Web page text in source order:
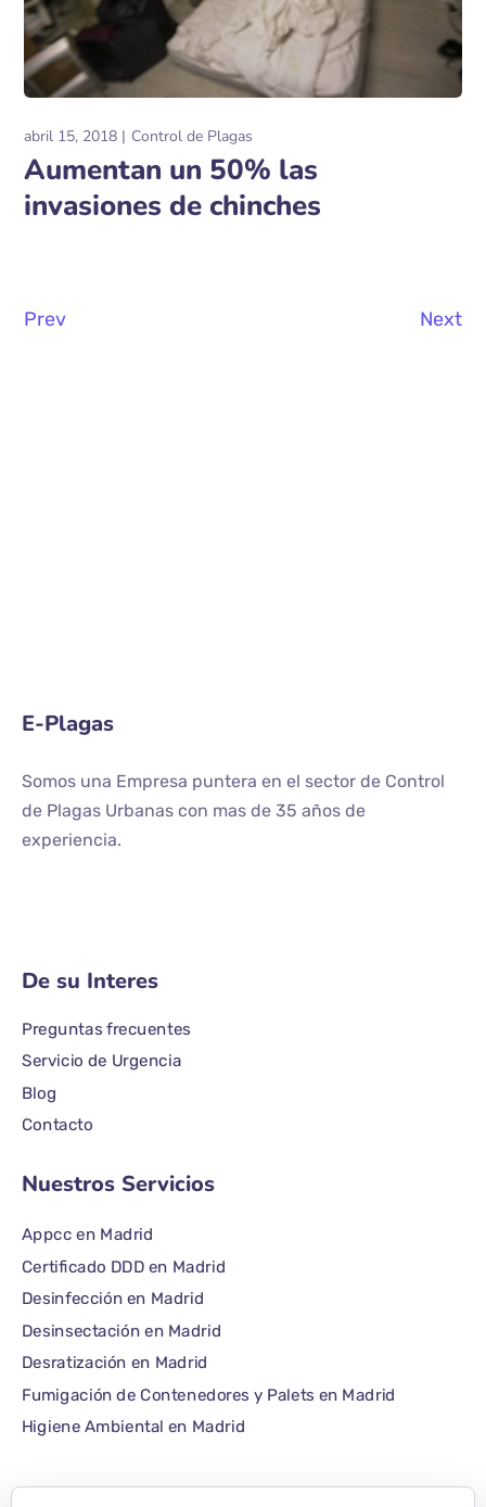
abril 15, 2018 Control de Plagas
Aumentan un 50% las
invasiones de chinches
Prev Next
E-Plagas
Somos una Empresa puntera en el sector de Control
de Plagas Urbanas con mas de 35 años de
experiencia.
De su Interes
Preguntas frecuentes
Servicio de Urgencia
Blog
Contacto
Nuestros Servicios
Appcc en Madrid
Certificado DDD en Madrid
Desinfección en Madrid
Desinsectación en Madrid
Desratización en Madrid
Fumigación de Contenedores y Palets en Madrid
Higiene Ambiental en Madrid